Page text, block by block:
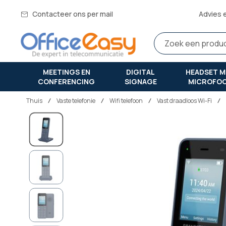
Contacteer ons per mail Advies
MEETINGS EN
CONFERENCING
DIGITAL
SIGNAGE
HEADSET
Thuis vaste telefonie Wifi telefoon Vast draadloos Wi-Fi
Ga
einde
van
afbeeldingen-
gallerij